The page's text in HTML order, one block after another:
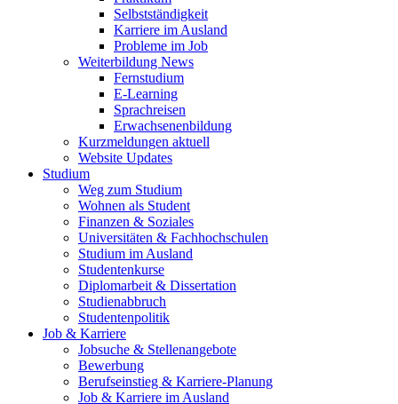
Selbstständigkeit
Karriere im Ausland
Probleme im Job
Weiterbildung News
Fernstudium
E-Learning
Sprachreisen
Erwachsenenbildung
Kurzmeldungen aktuell
Website Updates
Studium
Weg zum Studium
Wohnen als Student
Finanzen & Soziales
Universitäten & Fachhochschulen
Studium im Ausland
Studentenkurse
Diplomarbeit & Dissertation
Studienabbruch
Studentenpolitik
Job & Karriere
Jobsuche & Stellenangebote
Bewerbung
Berufseinstieg & Karriere-Planung
Job & Karriere im Ausland